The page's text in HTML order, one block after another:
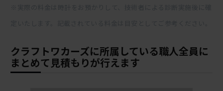
クラフトワカーズに所属している職人全員に
まとめて見積もりが行えます